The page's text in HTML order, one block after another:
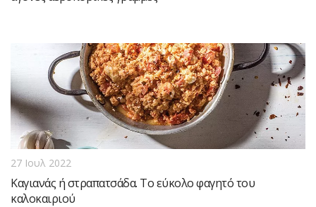
27 Ιουλ 2022
Καγιανάς ή στραπατσάδα. Το εύκολο φαγητό του
καλοκαιριού